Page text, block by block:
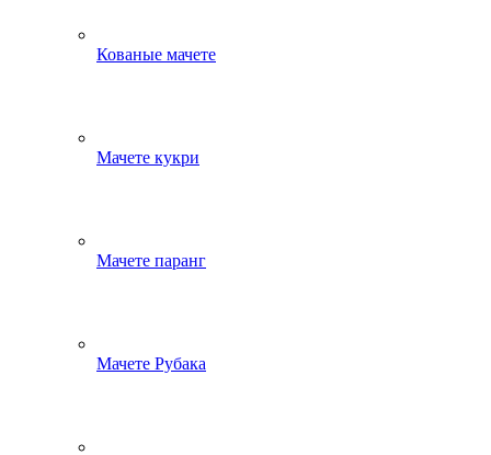
Кованые мачете
Мачете кукри
Мачете паранг
Мачете Рубака